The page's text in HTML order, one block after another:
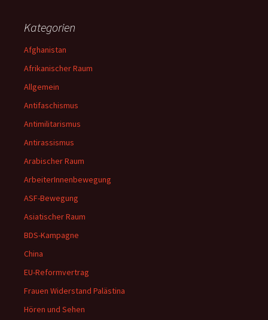
Kategorien
Afghanistan
Afrikanischer Raum
Allgemein
Antifaschismus
Antimilitarismus
Antirassismus
Arabischer Raum
ArbeiterInnenbewegung
ASF-Bewegung
Asiatischer Raum
BDS-Kampagne
China
EU-Reformvertrag
Frauen Widerstand Palästina
Hören und Sehen